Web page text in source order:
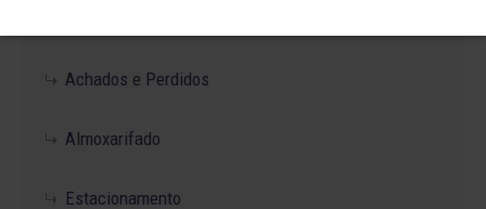
Achados e Perdidos
Almoxarifado
Estacionamento